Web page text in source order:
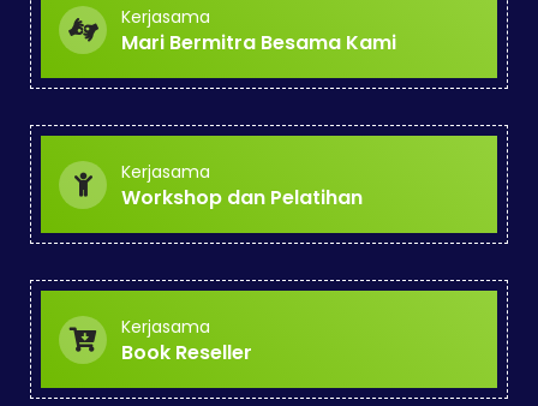
Kerjasama
Mari Bermitra Besama Kami
Kerjasama
Workshop dan Pelatihan
Kerjasama
Book Reseller